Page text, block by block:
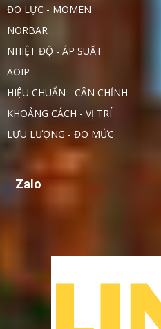
ĐO LỰC - MOMEN
NORBAR
NHIỆT ĐỘ - ÁP SUẤT
AOIP
HIỆU CHUẨN - CÂN CHỈNH
KHOẢNG CÁCH - VỊ TRÍ
LƯU LƯỢNG - ĐO MỨC
Zalo